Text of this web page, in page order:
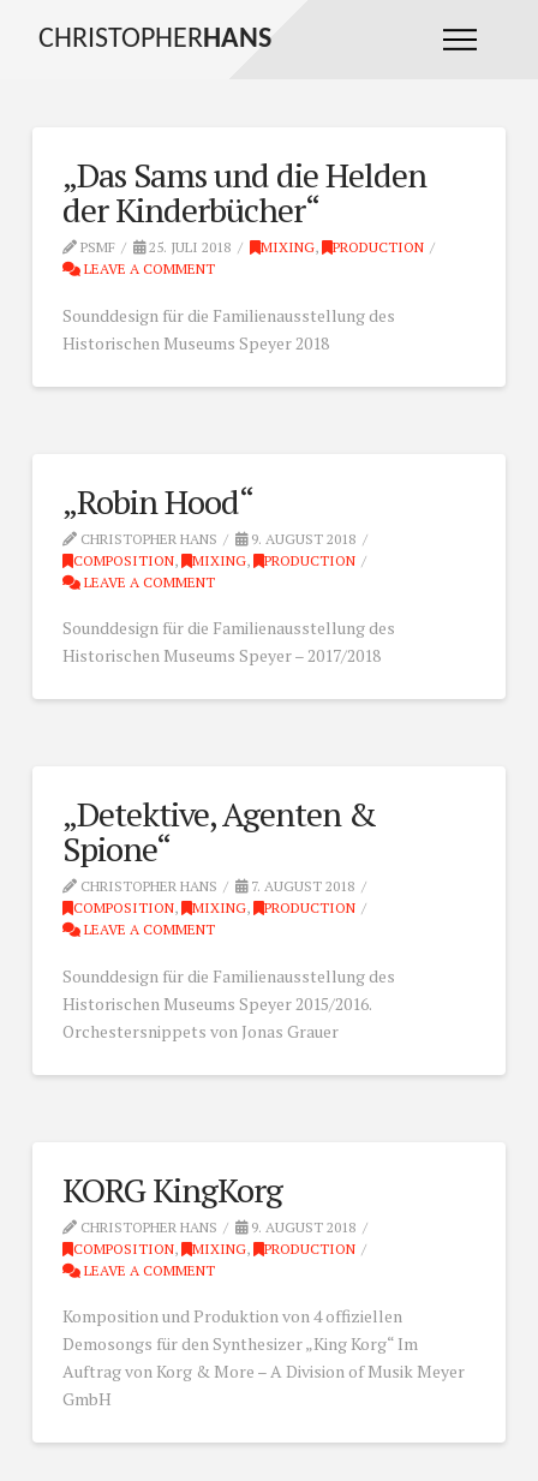
CHRISTOPHERHANS
„Das Sams und die Helden
der Kinderbücher“
PSMF 25. JULI 2018 MIXING,
PRODUCTION
LEAVE A COMMENT
Sounddesign für die Familienausstellung des
Historischen Museums Speyer 2018
„Robin Hood“
CHRISTOPHER HANS
9. AUGUST 2018
COMPOSITION, MIXING,
PRODUCTION
LEAVE A COMMENT
Sounddesign für die Familienausstellung des
Historischen Museums Speyer – 2017/2018
„Detektive, Agenten &
Spione“
CHRISTOPHER HANS
7. AUGUST 2018
COMPOSITION, MIXING,
PRODUCTION
LEAVE A COMMENT
Sounddesign für die Familienausstellung des
Historischen Museums Speyer 2015/2016.
Orchestersnippets von Jonas Grauer
KORG KingKorg
CHRISTOPHER HANS
9. AUGUST 2018
COMPOSITION, MIXING,
PRODUCTION
LEAVE A COMMENT
Komposition und Produktion von 4 offiziellen
Demosongs für den Synthesizer „King Korg“ Im
Auftrag von Korg & More – A Division of Musik Meyer
GmbH